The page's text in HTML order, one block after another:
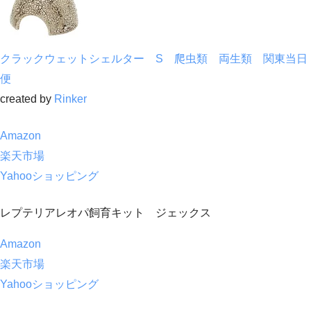
クラックウェットシェルター S 爬虫類 両生類 関東当日
便
created by Rinker
Amazon
楽天市場
Yahooショッピング
レプテリアレオパ飼育キット ジェックス
Amazon
楽天市場
Yahooショッピング